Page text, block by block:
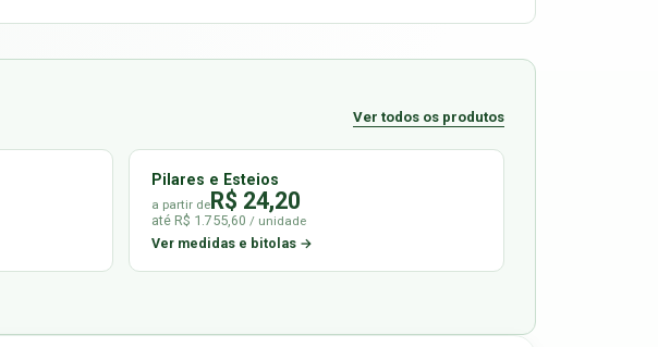
Ver todos os produtos
Pilares e Esteios
a partir deR$ 24,20
até R$ 1.755,60/ unidade
Ver medidas e bitolas →